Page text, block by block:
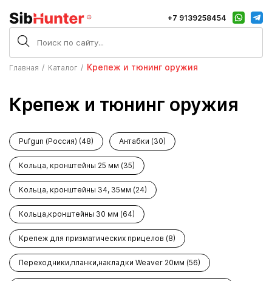
+7 9139258454
Главная Каталог Крепеж и тюнинг оружия
Крепеж и тюнинг оружия
Pufgun (Россия) (48) Антабки (30)
Кольца, кронштейны 25 мм (35)
Кольца, кронштейны 34, 35мм (24)
Кольца,кронштейны 30 мм (64)
Крепеж для призматических прицелов (8)
Переходники,планки,накладки Weaver 20мм (56)